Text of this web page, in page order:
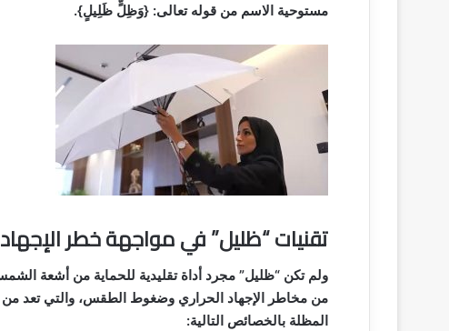
مستوحية الاسم من قوله تعالى: {وَظِلٍّ ظَلِيلٍ}.
تقنيات “ظليل” في مواجهة خطر
ولم تكن “ظليل” مجرد أداة تقليدية للحماية من أشعة
من مخاطر الإجهاد الحراري وضغوط الطقس، والتي تعد من
المظلة بالخصائص التالية: